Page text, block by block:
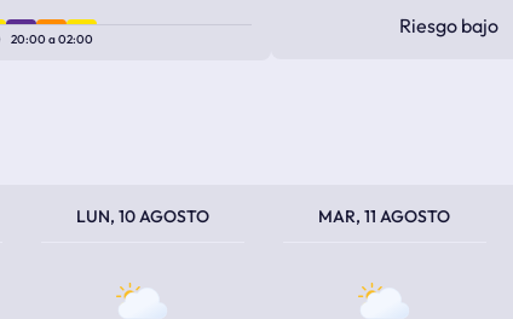
20:00a02:00
Riesgo bajo
LUN, 10 AGOSTO MAR, 11 AGOSTO